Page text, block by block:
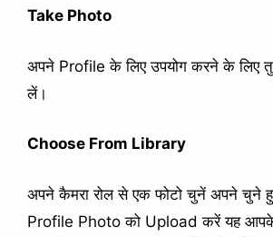
Take Photo
अपने Profile के लिए उपयोग करने के लिए
लें।
Choose From Library
अपने कैमरा रोल से एक फोटो चुनें अपने चुने
Profile Photo को Upload करें यह